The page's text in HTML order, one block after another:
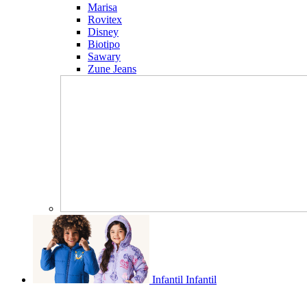
Marisa
Rovitex
Disney
Biotipo
Sawary
Zune Jeans
Infantil Infantil